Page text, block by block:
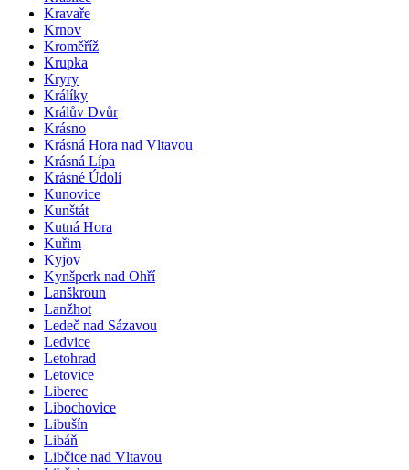
Kravaře
Krnov
Kroměříž
Krupka
Kryry
Králíky
Králův Dvůr
Krásno
Krásná Hora nad Vltavou
Krásná Lípa
Krásné Údolí
Kunovice
Kunštát
Kutná Hora
Kuřim
Kyjov
Kynšperk nad Ohří
Lanškroun
Lanžhot
Ledeč nad Sázavou
Ledvice
Letohrad
Letovice
Liberec
Libochovice
Libušín
Libáň
Libčice nad Vltavou